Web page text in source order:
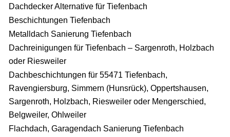
Dachdecker Alternative für Tiefenbach
Beschichtungen Tiefenbach
Metalldach Sanierung Tiefenbach
Dachreinigungen für Tiefenbach – Sargenroth, Holzbach
oder Riesweiler
Dachbeschichtungen für 55471 Tiefenbach,
Ravengiersburg, Simmern (Hunsrück), Oppertshausen,
Sargenroth, Holzbach, Riesweiler oder Mengerschied,
Belgweiler, Ohlweiler
Flachdach, Garagendach Sanierung Tiefenbach